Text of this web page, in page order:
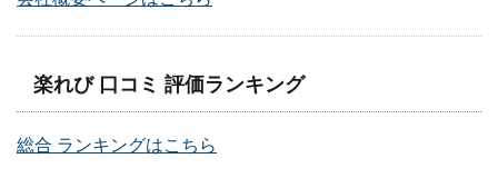
楽れび 口コミ 評価ランキング
総合 ランキングはこちら